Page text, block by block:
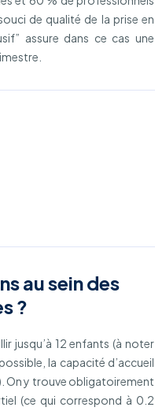
de qualité de la prise en
assure dans ce cas une
au sein des
?
jusqu’à 12 enfants (à noter
la capacité d’accueil
On y trouve obligatoirement
(ce qui correspond à 0.2